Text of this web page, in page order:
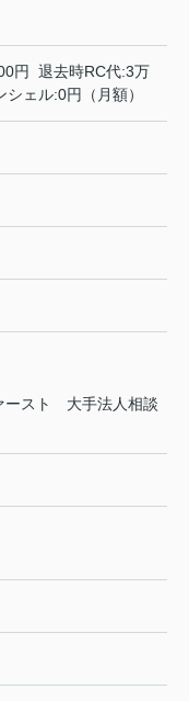
円 退去時RC代:3万
ェル:0円（月額）
ースト 大手法人相談